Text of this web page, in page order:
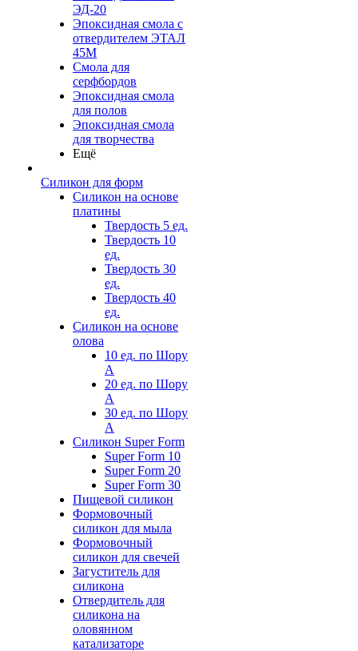
ЭД-20
Эпоксидная смола с
отвердителем ЭТАЛ
45М
Смола для
серфбордов
Эпоксидная смола
для полов
Эпоксидная смола
для творчества
Ещё
Силикон для форм
Силикон на основе
платины
Твердость 5 ед.
Твердость 10
ед.
Твердость 30
ед.
Твердость 40
ед.
Силикон на основе
олова
10 ед. по Шору
А
20 ед. по Шору
А
30 ед. по Шору
А
Силикон Super Form
Super Form 10
Super Form 20
Super Form 30
Пищевой силикон
Формовочный
силикон для мыла
Формовочный
силикон для свечей
Загуститель для
силикона
Отвердитель для
силикона на
оловянном
катализаторе